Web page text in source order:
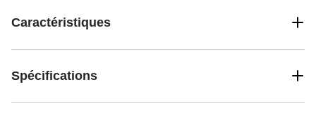
Caractéristiques
Spécifications